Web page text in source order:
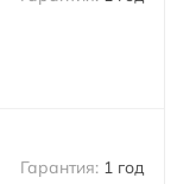
1 год